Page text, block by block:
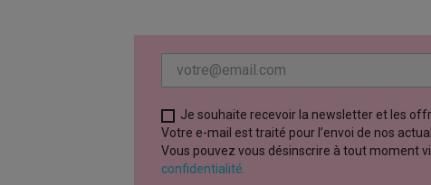
Je souhaite recevoir la newsletter et les
Votre e-mail est traité pour l’envoi de nos
Vous pouvez vous désinscrire à tout moment
confidentialité.